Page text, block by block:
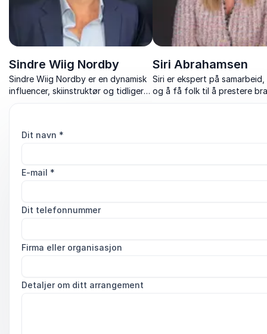
Sindre Wiig Nordby
Sindre Wiig Nordby er en dynamisk
influencer, skiinstruktør og tidligere
strømpriser.
Siri Abrahamsen
Siri er ekspert på samarbeid,
og å få folk til å prestere bra
Dit navn *
E-mail *
Dit telefonnummer
Firma eller organisasjon
Detaljer om ditt arrangement